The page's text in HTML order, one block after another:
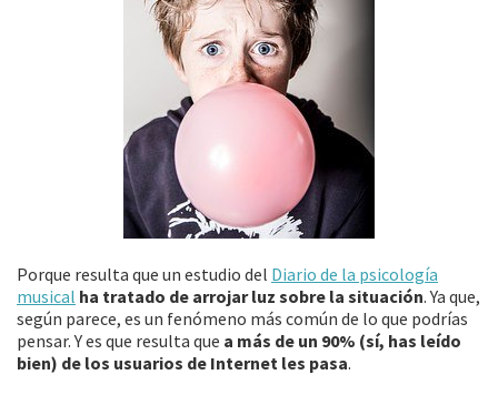
Porque resulta que un estudio del Diario de la psicología
musical ha tratado de arrojar luz sobre la situación. Ya que,
según parece, es un fenómeno más común de lo que podrías
pensar. Y es que resulta que a más de un 90% (sí, has leído
bien) de los usuarios de Internet les pasa.